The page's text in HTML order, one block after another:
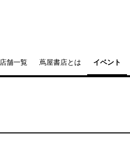
店舗一覧 蔦屋書店とは イベント